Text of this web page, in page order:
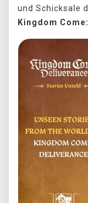
und Schicksale
Kingdom